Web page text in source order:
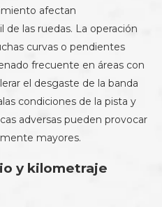
afectan
las ruedas. La operación
curvas o pendientes
frecuente en áreas con
el desgaste de la banda
condiciones de la pista y
adversas pueden provocar
mayores.
y kilometraje